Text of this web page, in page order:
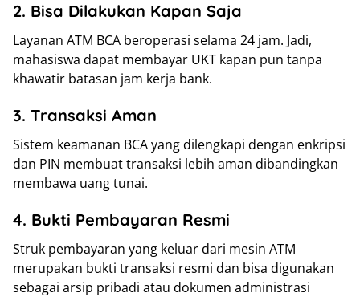
2. Bisa Dilakukan Kapan Saja
Layanan ATM BCA beroperasi selama 24 jam. Jadi,
mahasiswa dapat membayar UKT kapan pun tanpa
khawatir batasan jam kerja bank.
3. Transaksi Aman
Sistem keamanan BCA yang dilengkapi dengan enkripsi
dan PIN membuat transaksi lebih aman dibandingkan
membawa uang tunai.
4. Bukti Pembayaran Resmi
Struk pembayaran yang keluar dari mesin ATM
merupakan bukti transaksi resmi dan bisa digunakan
sebagai arsip pribadi atau dokumen administrasi